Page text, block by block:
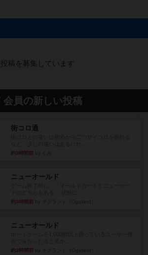
投稿を募集しています
会員の新しい投稿
街コロ通
約3時間前
ニューオールド
約3時間前
ニューオールド
約3時間前